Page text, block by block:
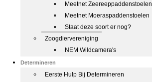
Meetnet Zeereeppaddenstoelen
Meetnet Moeraspaddenstoelen
Staat deze soort er nog?
Zoogdiervereniging
NEM Wildcamera's
Determineren
Eerste Hulp Bij Determineren